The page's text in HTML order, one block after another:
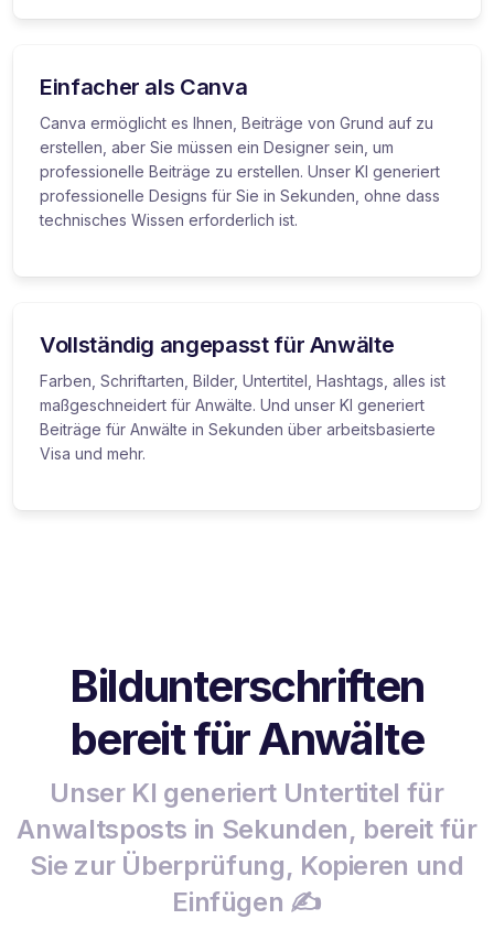
Einfacher als Canva
Canva ermöglicht es Ihnen, Beiträge von Grund auf zu
erstellen, aber Sie müssen ein Designer sein, um
professionelle Beiträge zu erstellen. Unser KI generiert
professionelle Designs für Sie in Sekunden, ohne dass
technisches Wissen erforderlich ist.
Vollständig angepasst für Anwälte
Farben, Schriftarten, Bilder, Untertitel, Hashtags, alles ist
maßgeschneidert für Anwälte. Und unser KI generiert
Beiträge für Anwälte in Sekunden über arbeitsbasierte
Visa und mehr.
Bildunterschriften
bereit für Anwälte
Unser KI generiert Untertitel für
Anwaltsposts in Sekunden, bereit für
Sie zur Überprüfung, Kopieren und
Einfügen ✍️